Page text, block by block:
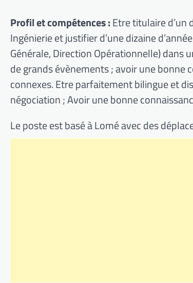
Profil et compétences :Etre titulaire d’un
Ingénierie et justifier d’une dizaine
Générale, Direction Opérationnelle) dans
de grands évènements ; avoir une bonne
connexes. Etre parfaitement bilingue et
négociation ; Avoir une bonne
Le poste est basé à Lomé avec des